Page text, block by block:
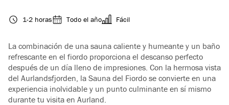
1-2 horas Todo el año Fácil
La combinación de una sauna caliente y humeante y un baño
refrescante en el fiordo proporciona el descanso perfecto
después de un día lleno de impresiones. Con la hermosa vista
del Aurlandsfjorden, la Sauna del Fiordo se convierte en una
experiencia inolvidable y un punto culminante en sí mismo
durante tu visita en Aurland.